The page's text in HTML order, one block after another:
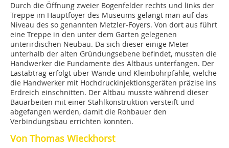
Durch die Öffnung zweier Bogenfelder rechts und links der
Treppe im Hauptfoyer des Museums gelangt man auf das
Niveau des so genannten Metzler-Foyers. Von dort aus führt
eine Treppe in den unter dem Garten gelegenen
unterirdischen Neubau. Da sich dieser einige Meter
unterhalb der alten Gründungsebene befindet, mussten die
Handwerker die Fundamente des Altbaus unterfangen. Der
Lastabtrag erfolgt über Wände und Kleinbohrpfähle, welche
die Handwerker mit Hochdruckinjektionsgeräten präzise ins
Erdreich einschnitten. Der Altbau musste während dieser
Bauarbeiten mit einer Stahlkonstruktion versteift und
abgefangen werden, damit die Rohbauer den
Verbindungsbau errichten konnten.
Von Thomas Wieckhorst